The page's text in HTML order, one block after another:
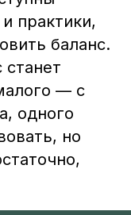
практики,
баланс.
— с
одного
но